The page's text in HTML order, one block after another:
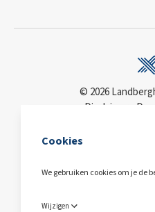
© 2026
Disclaimer